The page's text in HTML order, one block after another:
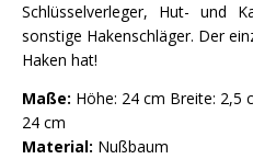
Schlüsselverleger, Hut- und
sonstige Hakenschläger. Der
Haken hat!
Maße: Höhe: 24 cm Breite: 2,5
24 cm
Material: Nußbaum